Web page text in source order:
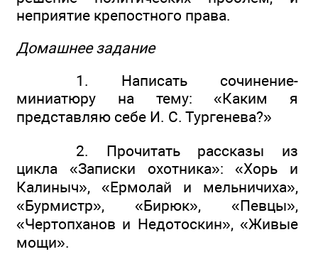
неприятие крепостного права.
Домашнее задание
1. Написать сочинение-
миниатюру на тему: «Каким я
представляю себе И. С. Тургенева?»
2. Прочитать рассказы из
цикла «Записки охотника»: «Хорь и
Калиныч», «Ермолай и мельничиха»,
«Бурмистр», «Бирюк», «Певцы»,
«Чертопханов и Недотоскин», «Живые
мощи».